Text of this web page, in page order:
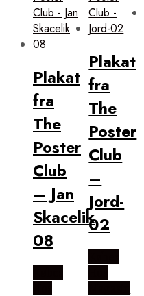
Plakat
fra
The
Poster
Club
– Jan
Skacelik
08
Plakat
fra
The
Poster
Club
–
Jord-
02